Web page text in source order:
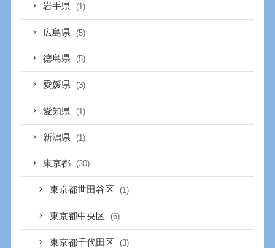
岩手県 (1)
広島県 (5)
徳島県 (5)
愛媛県 (3)
愛知県 (1)
新潟県 (1)
東京都 (30)
東京都世田谷区 (1)
東京都中央区 (6)
東京都千代田区 (3)